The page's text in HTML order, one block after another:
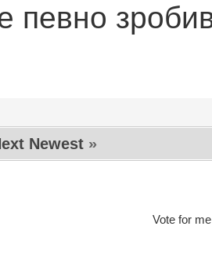
певно
Newest »
Vote for